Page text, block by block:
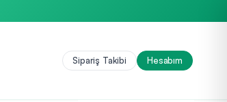
Sipariş Takibi Hesabım